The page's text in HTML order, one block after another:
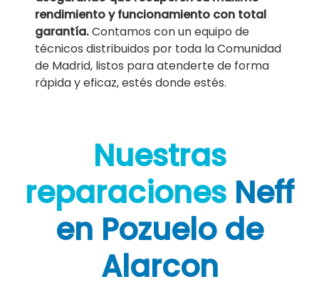
rendimiento y funcionamiento con total
garantía.Contamos con un equipo de
técnicos distribuidos por toda la Comunidad
de Madrid, listos para atenderte de forma
rápida y eficaz, estés donde estés.
Nuestras
reparaciones Neff
en Pozuelo de
Alarcon